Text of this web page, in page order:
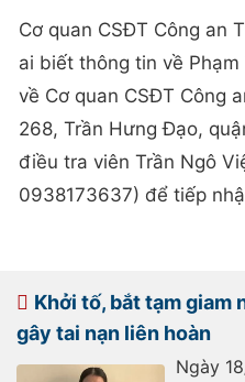
Cơ quan CSĐT Công an
ai biết thông tin về
về Cơ quan CSĐT Công
268, Trần Hưng Đạo,
điều tra viên Trần Ngô
0938173637) để tiếp
Khởi tố, bắt tạm giam
gây tai nạn liên hoàn
Ngày